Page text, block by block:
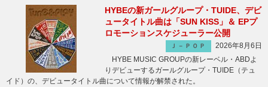
HYBEの新ガールグループ・TUIDE、デビ
ュータイトル曲は「SUN KISS」＆ EPプ
ロモーションスケジューラー公開
Ｊ－ＰＯＰ
2026年8月6日
HYBE MUSIC GROUPの新レーベル・ABDよ
りデビューするガールグループ・TUIDE（テュ
イド）の、デビュータイトル曲について情報が解禁された。